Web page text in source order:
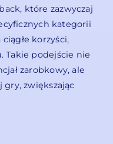
które zazwyczaj
kategorii
korzyści,
Takie podejście nie
zarobkowy, ale
zwiększając